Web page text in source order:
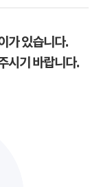
가 있습니다.
시기 바랍니다.